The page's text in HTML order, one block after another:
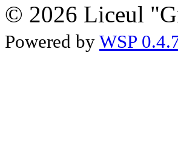
© 2026 Liceul
Powered by WSP